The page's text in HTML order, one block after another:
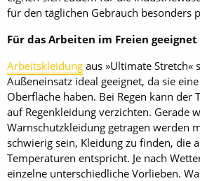
für den täglichen Gebrauch besonders
Für das Arbeiten im Freien geeignet
Arbeitskleidung aus »Ultimate Stretch«
Außeneinsatz ideal geeignet, da sie
Oberfläche haben. Bei Regen kann der
auf Regenkleidung verzichten. Gerade
Warnschutzkleidung getragen werden
schwierig sein, Kleidung zu finden, die
Temperaturen entspricht. Je nach
einzelne unterschiedliche Vorlieben.